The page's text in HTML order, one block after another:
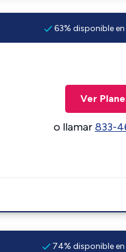
63% disponible
Ver
o llamar833-
74% disponible